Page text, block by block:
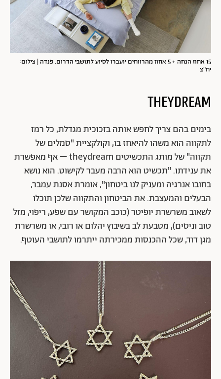
15 אחוז הנחה + 5 אחוז מהרווחים יועברו לסיוע לתושבי הדרום. פנדה | צילום:
יח"צ
theydream
בימים בהם צריך לחפש אותה בזכוכית מגדלת, כל רמז
לתקווה הוא משהו להיאחז בו, וקולקציית "סמלים של
תקווה" של מותג התכשיטים theydream – אף מאפשרת
את ענידתו. "תכשיט הוא הרבה מעבר לקישוט. הוא נושא
בחובו אנרגיה ומעניק לנו ביטחון", אומרת אסנת עמבר,
הבעלים והמעצבת. את הביטחון והתקווה שלכן תוכלו
לשאוב משרשרת יופיטר (כוכב המקושר עם שפע, ריפוי, מזל
טוב וניסים), מטבעת לב בשיבוץ יהלום או רובי, או משרשרת
מגן דוד, שכל ההכנסות ממכירתה ייתרמו לתושבי העוטף.